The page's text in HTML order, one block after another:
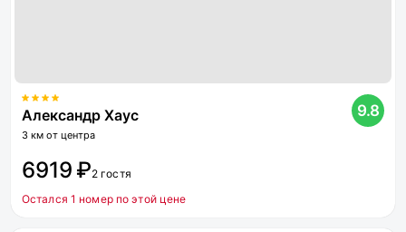
Александр Хаус
3 км от центра
9.8
6919 ₽2 гостя
Остался 1 номер по этой цене